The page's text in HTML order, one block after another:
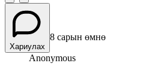
Хариулах
8 сарын өмнө
Anonymous